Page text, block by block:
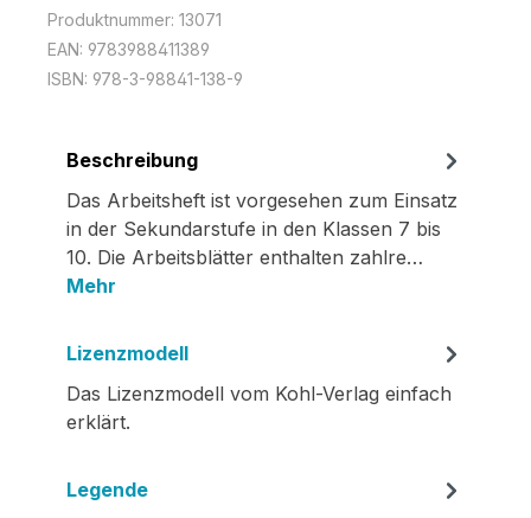
Produktnummer: 13071
EAN: 9783988411389
ISBN: 978-3-98841-138-9
Beschreibung
Das Arbeitsheft ist vorgesehen zum Einsatz
in der Sekundarstufe in den Klassen 7 bis
10. Die Arbeitsblätter enthalten zahlre…
Mehr
Lizenzmodell
Das Lizenzmodell vom Kohl-Verlag einfach
erklärt.
Legende